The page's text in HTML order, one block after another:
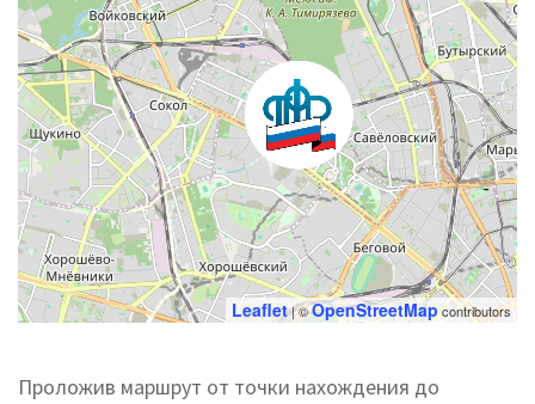
Leaflet| ©OpenStreetMapcontributors
Проложив маршрут от точки нахождения до